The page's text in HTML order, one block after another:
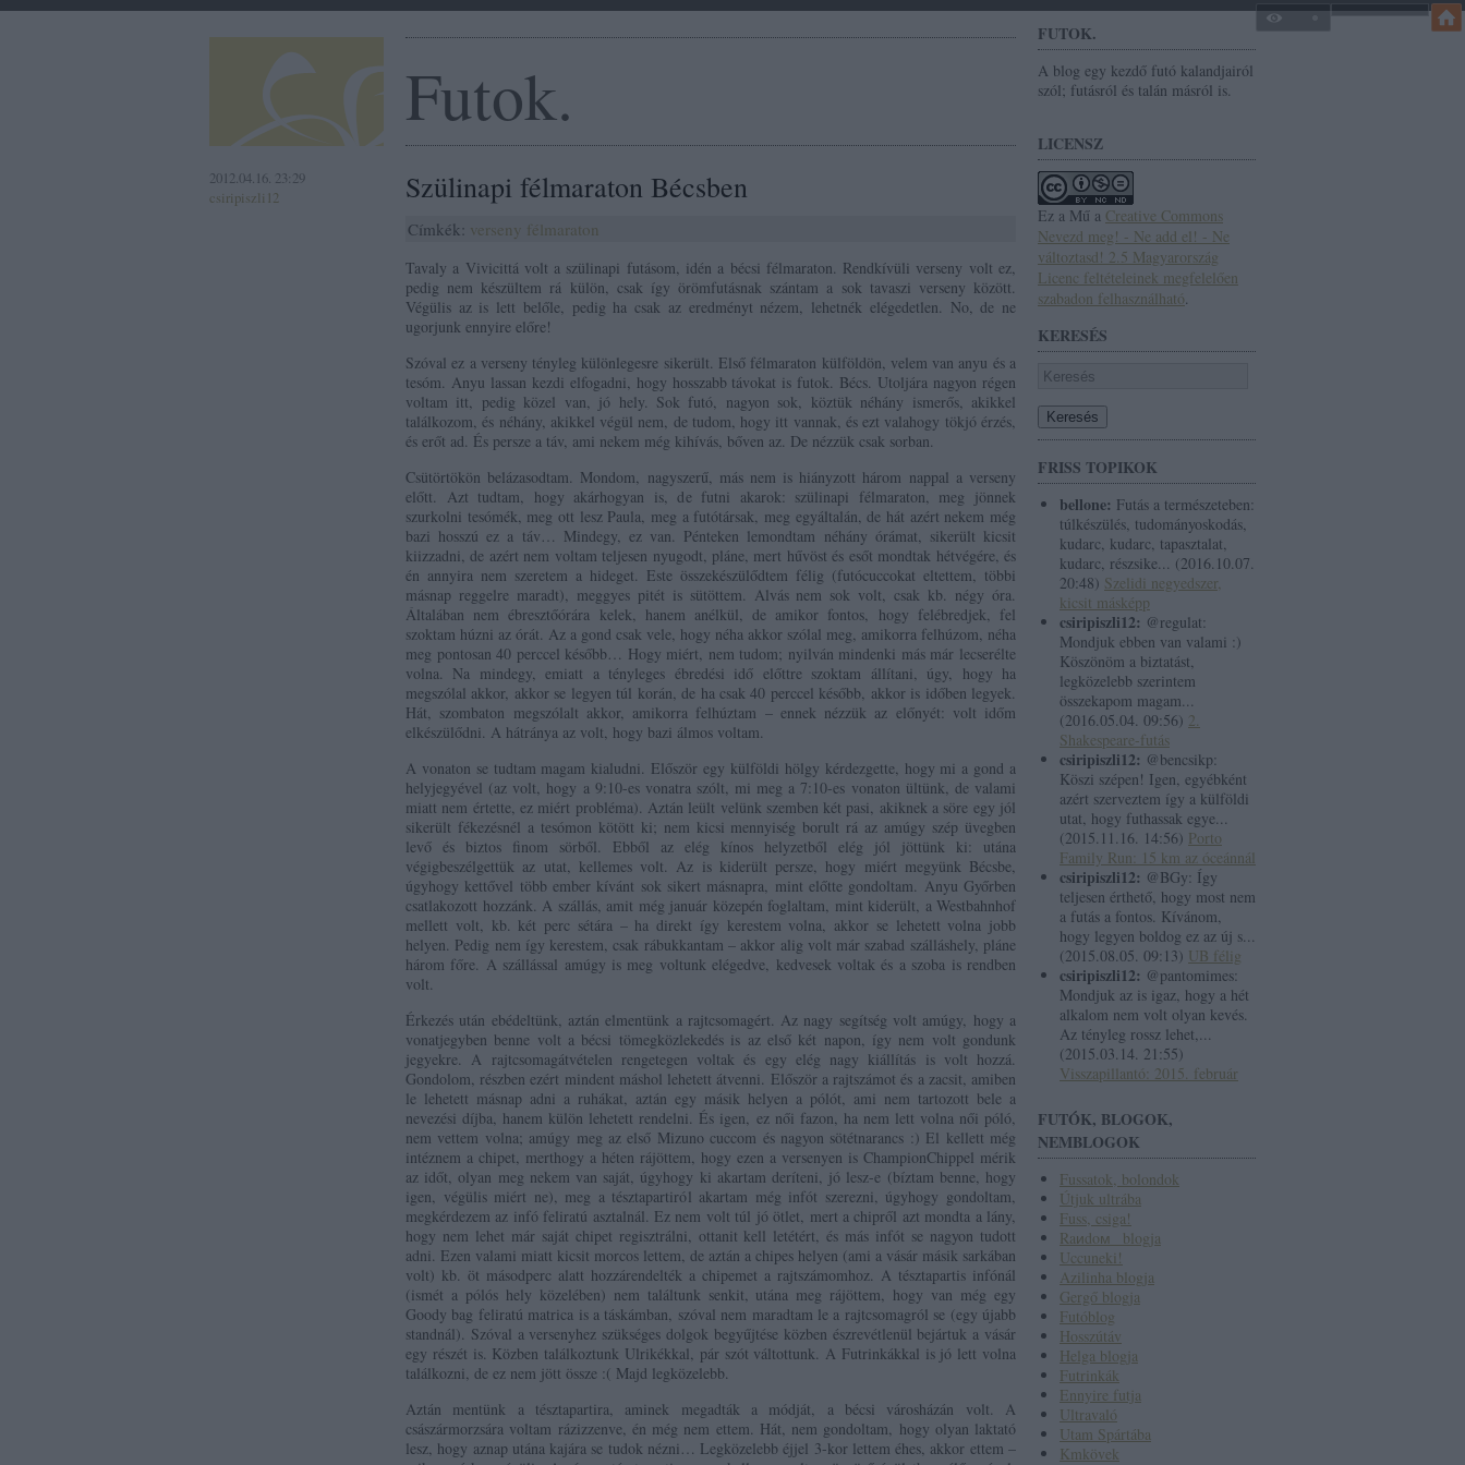
FUTOK.
A blog egy kezdő futó kalandjairól
szól; futásról és talán másról is.
LICENSZ
Ez a Mű a Creative Commons
Nevezd meg! - Ne add el! - Ne
változtasd! 2.5 Magyarország
Licenc feltételeinek megfelelően
szabadon felhasználható.
KERESÉS
FRISS TOPIKOK
bellone: Futás a természeteben:
túlkészülés, tudományoskodás,
kudarc, kudarc, tapasztalat,
kudarc, részsike... (2016.10.07.
20:48) Szelidi negyedszer,
kicsit másképp
csiripiszli12: @regulat:
Mondjuk ebben van valami :)
Köszönöm a biztatást,
legközelebb szerintem
összekapom magam...
(2016.05.04. 09:56) 2.
Shakespeare-futás
csiripiszli12: @bencsikp:
Köszi szépen! Igen, egyébként
azért szerveztem így a külföldi
utat, hogy futhassak egye...
(2015.11.16. 14:56) Porto
Family Run: 15 km az óceánnál
csiripiszli12: @BGy: Így
teljesen érthető, hogy most nem
a futás a fontos. Kívánom,
hogy legyen boldog ez az új s...
(2015.08.05. 09:13) UB félig
csiripiszli12: @pantomimes:
Mondjuk az is igaz, hogy a hét
alkalom nem volt olyan kevés.
Az tényleg rossz lehet,...
(2015.03.14. 21:55)
Visszapillantó: 2015. február
FUTÓK, BLOGOK,
NEMBLOGOK
Fussatok, bolondok
Útjuk ultrába
Fuss, csiga!
Raиdoм_ blogja
Uccuneki!
Azilinha blogja
Gergő blogja
Futóblog
Hosszútáv
Helga blogja
Futrinkák
Ennyire futja
Ultravaló
Utam Spártába
Kmkövek
Futok.
2012.04.16. 23:29
csiripiszli12
Szülinapi félmaraton Bécsben
Címkék: verseny félmaraton
Tavaly a Vivicittá volt a szülinapi futásom, idén a bécsi félmaraton. Rendkívüli verseny volt ez,
pedig nem készültem rá külön, csak így örömfutásnak szántam a sok tavaszi verseny között.
Végülis az is lett belőle, pedig ha csak az eredményt nézem, lehetnék elégedetlen. No, de ne
ugorjunk ennyire előre!
Szóval ez a verseny tényleg különlegesre sikerült. Első félmaraton külföldön, velem van anyu és a
tesóm. Anyu lassan kezdi elfogadni, hogy hosszabb távokat is futok. Bécs. Utoljára nagyon régen
voltam itt, pedig közel van, jó hely. Sok futó, nagyon sok, köztük néhány ismerős, akikkel
találkozom, és néhány, akikkel végül nem, de tudom, hogy itt vannak, és ezt valahogy tökjó érzés,
és erőt ad. És persze a táv, ami nekem még kihívás, bőven az. De nézzük csak sorban.
Csütörtökön belázasodtam. Mondom, nagyszerű, más nem is hiányzott három nappal a verseny
előtt. Azt tudtam, hogy akárhogyan is, de futni akarok: szülinapi félmaraton, meg jönnek
szurkolni tesómék, meg ott lesz Paula, meg a futótársak, meg egyáltalán, de hát azért nekem még
bazi hosszú ez a táv… Mindegy, ez van. Pénteken lemondtam néhány órámat, sikerült kicsit
kiizzadni, de azért nem voltam teljesen nyugodt, pláne, mert hűvöst és esőt mondtak hétvégére, és
én annyira nem szeretem a hideget. Este összekészülődtem félig (futócuccokat eltettem, többi
másnap reggelre maradt), meggyes pitét is sütöttem. Alvás nem sok volt, csak kb. négy óra.
Általában nem ébresztőórára kelek, hanem anélkül, de amikor fontos, hogy felébredjek, fel
szoktam húzni az órát. Az a gond csak vele, hogy néha akkor szólal meg, amikorra felhúzom, néha
meg pontosan 40 perccel később… Hogy miért, nem tudom; nyilván mindenki más már lecserélte
volna. Na mindegy, emiatt a tényleges ébredési idő előttre szoktam állítani, úgy, hogy ha
megszólal akkor, akkor se legyen túl korán, de ha csak 40 perccel később, akkor is időben legyek.
Hát, szombaton megszólalt akkor, amikorra felhúztam – ennek nézzük az előnyét: volt időm
elkészülődni. A hátránya az volt, hogy bazi álmos voltam.
A vonaton se tudtam magam kialudni. Először egy külföldi hölgy kérdezgette, hogy mi a gond a
helyjegyével (az volt, hogy a 9:10-es vonatra szólt, mi meg a 7:10-es vonaton ültünk, de valami
miatt nem értette, ez miért probléma). Aztán leült velünk szemben két pasi, akiknek a söre egy jól
sikerült fékezésnél a tesómon kötött ki; nem kicsi mennyiség borult rá az amúgy szép üvegben
levő és biztos finom sörből. Ebből az elég kínos helyzetből elég jól jöttünk ki: utána
végigbeszélgettük az utat, kellemes volt. Az is kiderült persze, hogy miért megyünk Bécsbe,
úgyhogy kettővel több ember kívánt sok sikert másnapra, mint előtte gondoltam. Anyu Győrben
csatlakozott hozzánk. A szállás, amit még január közepén foglaltam, mint kiderült, a Westbahnhof
mellett volt, kb. két perc sétára – ha direkt így kerestem volna, akkor se lehetett volna jobb
helyen. Pedig nem így kerestem, csak rábukkantam – akkor alig volt már szabad szálláshely, pláne
három főre. A szállással amúgy is meg voltunk elégedve, kedvesek voltak és a szoba is rendben
volt.
Érkezés után ebédeltünk, aztán elmentünk a rajtcsomagért. Az nagy segítség volt amúgy, hogy a
vonatjegyben benne volt a bécsi tömegközlekedés is az első két napon, így nem volt gondunk
jegyekre. A rajtcsomagátvételen rengetegen voltak és egy elég nagy kiállítás is volt hozzá.
Gondolom, részben ezért mindent máshol lehetett átvenni. Először a rajtszámot és a zacsit, amiben
le lehetett másnap adni a ruhákat, aztán egy másik helyen a pólót, ami nem tartozott bele a
nevezési díjba, hanem külön lehetett rendelni. És igen, ez női fazon, ha nem lett volna női póló,
nem vettem volna; amúgy meg az első Mizuno cuccom és nagyon sötétnarancs :) El kellett még
intéznem a chipet, merthogy a héten rájöttem, hogy ezen a versenyen is ChampionChippel mérik
az időt, olyan meg nekem van saját, úgyhogy ki akartam deríteni, jó lesz-e (bíztam benne, hogy
igen, végülis miért ne), meg a tésztapartiról akartam még infót szerezni, úgyhogy gondoltam,
megkérdezem az infó feliratú asztalnál. Ez nem volt túl jó ötlet, mert a chipről azt mondta a lány,
hogy nem lehet már saját chipet regisztrálni, ottanit kell letétért, és más infót se nagyon tudott
adni. Ezen valami miatt kicsit morcos lettem, de aztán a chipes helyen (ami a vásár másik sarkában
volt) kb. öt másodperc alatt hozzárendelték a chipemet a rajtszámomhoz. A tésztapartis infónál
(ismét a pólós hely közelében) nem találtunk senkit, utána meg rájöttem, hogy van még egy
Goody bag feliratú matrica is a táskámban, szóval nem maradtam le a rajtcsomagról se (egy újabb
standnál). Szóval a versenyhez szükséges dolgok begyűjtése közben észrevétlenül bejártuk a vásár
egy részét is. Közben találkoztunk Ulrikékkal, pár szót váltottunk. A Futrinkákkal is jó lett volna
találkozni, de ez nem jött össze :( Majd legközelebb.
Aztán mentünk a tésztapartira, aminek megadták a módját, a bécsi városházán volt. A
császármorzsára voltam rázizzenve, én még nem ettem. Hát, nem gondoltam, hogy olyan laktató
lesz, hogy aznap utána kajára se tudok nézni… Legközelebb éjjel 3-kor lettem éhes, akkor ettem –